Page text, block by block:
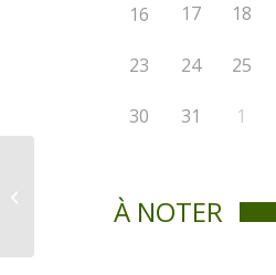
16 17 18
23 24 25
30 31 1
À NOTER